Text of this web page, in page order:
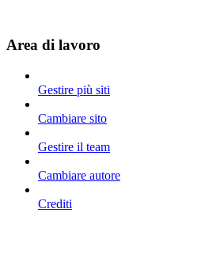
Area di lavoro
Gestire più siti
Cambiare sito
Gestire il team
Cambiare autore
Crediti